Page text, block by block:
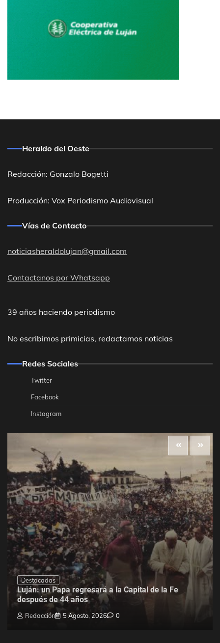
Heraldo del Oeste
Redacción: Gonzalo Bogetti
Producción: Vox Periodismo Audiovisual
Vías de Contacto
noticiasheraldolujan@gmail.com
Contactanos por Whatsapp
39 años haciendo periodismo
No escribimos primicias, redactamos noticias
Redes Sociales
Twitter
Facebook
Instagram
Destacadas
Luján: un Papa regresará a la Capital de la Fe
después de 44 años
Redacción 5 Agosto, 2026 0